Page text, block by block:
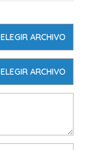
ELEGIR ARCHIVO
ELEGIR ARCHIVO